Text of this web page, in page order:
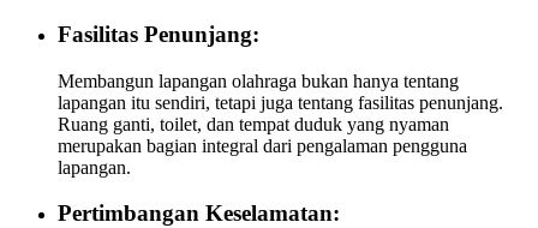
Fasilitas Penunjang:
Membangun lapangan olahraga bukan hanya tentang
lapangan itu sendiri, tetapi juga tentang fasilitas penunjang.
Ruang ganti, toilet, dan tempat duduk yang nyaman
merupakan bagian integral dari pengalaman pengguna
lapangan.
Pertimbangan Keselamatan: